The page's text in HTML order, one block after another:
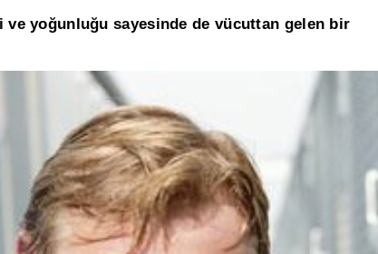
yoğunluğu sayesinde de vücuttan gelen bir